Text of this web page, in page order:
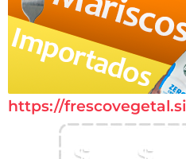
https://